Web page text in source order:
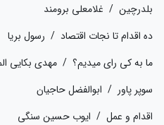
بلدرچین / غلامعلی برومند
ده اقدام تا نجات اقتصاد / رسول بریا
ما به کی رای میدیم؟ / مهدی بکایی
سوپر پاور / ابوالفضل حاجیان
اقدام و عمل / ایوب حسین سنگی